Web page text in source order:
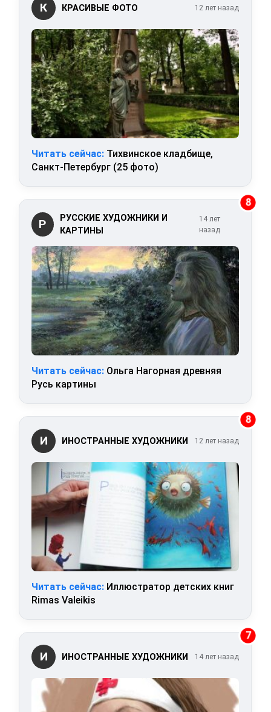
К КРАСИВЫЕ ФОТО 12 лет назад
Читать сейчас: Тихвинское кладбище,
Санкт-Петербург (25 фото)
8
Р
РУССКИЕ ХУДОЖНИКИ И
КАРТИНЫ
14 лет
назад
Читать сейчас: Ольга Нагорная древняя
Русь картины
8
И ИНОСТРАННЫЕ ХУДОЖНИКИ 12 лет назад
Читать сейчас: Иллюстратор детских книг
Rimas Valeikis
7
И ИНОСТРАННЫЕ ХУДОЖНИКИ 14 лет назад